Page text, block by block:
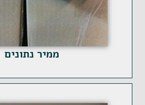
ממיר נתונים